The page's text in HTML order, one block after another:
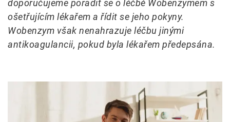
doporučujeme poradit se o léčbě Wobenzymem s
ošetřujícím lékařem a řídit se jeho pokyny.
Wobenzym však nenahrazuje léčbu jinými
antikoagulancii, pokud byla lékařem předepsána.